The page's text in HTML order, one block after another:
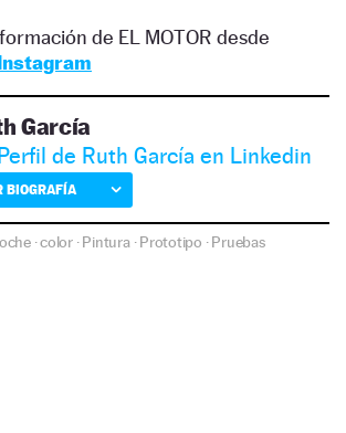
de EL MOTOR desde
García
de Ruth García en Linkedin
BIOGRAFÍA
·color ·Pintura·Prototipo ·Pruebas